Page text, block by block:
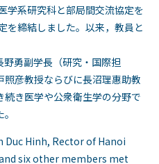
学系研究科と部局間交流協定を
を締結しました。以来，教員と
勇副学長（研究・国際担
彦教授ならびに長沼理惠助教
き医学や公衆衛生学の分野で
Duc Hinh, Rector of Hanoi
six other members met